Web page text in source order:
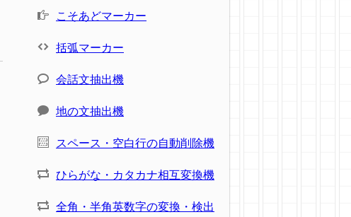
こそあどマーカー
括弧マーカー
会話文抽出機
地の文抽出機
スペース・空白行の自動削除機
ひらがな・カタカナ相互変換機
全角・半角英数字の変換・検出